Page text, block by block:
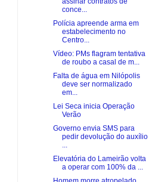
conce...
Polícia apreende arma em
estabelecimento no
Centro...
Vídeo: PMs flagram tentativa
de roubo a casal de m...
Falta de água em Nilópolis
deve ser normalizado
em...
Lei Seca inicia Operação
Verão
Governo envia SMS para
pedir devolução do auxílio
...
Elevatória do Lameirão volta
a operar com 100% da ...